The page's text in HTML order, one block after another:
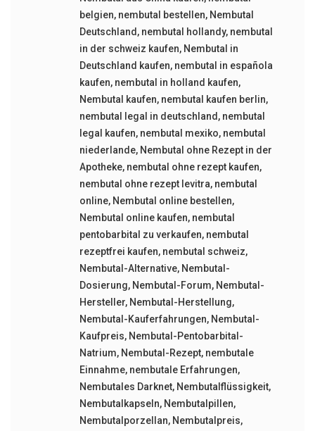
belgien, nembutal bestellen, Nembutal
Deutschland , nembutal hollandy, nembutal
in der schweiz kaufen, Nembutal in
Deutschland kaufen, nembutal in española
kaufen, nembutal in holland kaufen,
Nembutal kaufen, nembutal kaufen berlin,
nembutal legal in deutschland , nembutal
legal kaufen, nembutal mexiko, nembutal
niederlande, Nembutal ohne Rezept in der
Apotheke, nembutal ohne rezept kaufen,
nembutal ohne rezept levitra, nembutal
online, Nembutal online bestellen,
Nembutal online kaufen, nembutal
pentobarbital zu verkaufen, nembutal
rezeptfrei kaufen, nembutal schweiz,
Nembutal-Alternative, Nembutal-
Dosierung, Nembutal-Forum, Nembutal-
Hersteller, Nembutal-Herstellung,
Nembutal-Kauferfahrungen, Nembutal-
Kaufpreis, Nembutal-Pentobarbital-
Natrium, Nembutal-Rezept, nembutale
Einnahme, nembutale Erfahrungen,
Nembutales Darknet, Nembutalflüssigkeit,
Nembutalkapseln, Nembutalpillen,
Nembutalporzellan, Nembutalpreis,